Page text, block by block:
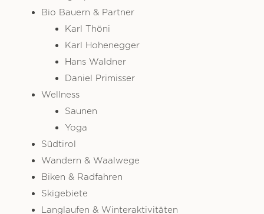
Bio Bauern & Partner
Karl Thöni
Karl Hohenegger
Hans Waldner
Daniel Primisser
Wellness
Saunen
Yoga
Südtirol
Wandern & Waalwege
Biken & Radfahren
Skigebiete
Langlaufen & Winteraktivitäten